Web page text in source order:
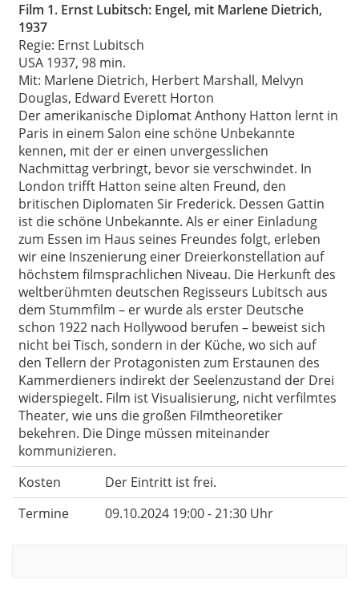
Film 1. Ernst Lubitsch: Engel, mit Marlene Dietrich,
1937
Regie: Ernst Lubitsch
USA 1937, 98 min.
Mit: Marlene Dietrich, Herbert Marshall, Melvyn
Douglas, Edward Everett Horton
Der amerikanische Diplomat Anthony Hatton lernt in
Paris in einem Salon eine schöne Unbekannte
kennen, mit der er einen unvergesslichen
Nachmittag verbringt, bevor sie verschwindet. In
London trifft Hatton seine alten Freund, den
britischen Diplomaten Sir Frederick. Dessen Gattin
ist die schöne Unbekannte. Als er einer Einladung
zum Essen im Haus seines Freundes folgt, erleben
wir eine Inszenierung einer Dreierkonstellation auf
höchstem filmsprachlichen Niveau. Die Herkunft des
weltberühmten deutschen Regisseurs Lubitsch aus
dem Stummfilm – er wurde als erster Deutsche
schon 1922 nach Hollywood berufen – beweist sich
nicht bei Tisch, sondern in der Küche, wo sich auf
den Tellern der Protagonisten zum Erstaunen des
Kammerdieners indirekt der Seelenzustand der Drei
widerspiegelt. Film ist Visualisierung, nicht verfilmtes
Theater, wie uns die großen Filmtheoretiker
bekehren. Die Dinge müssen miteinander
kommunizieren.
Kosten
Der Eintritt ist frei.
Termine
09.10.2024 19:00 - 21:30 Uhr